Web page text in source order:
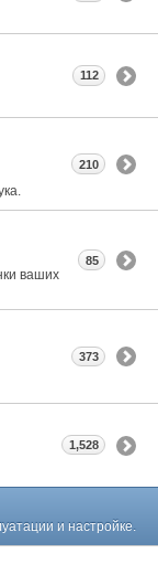
112
210
ваших
85
373
1,528
и настройке.